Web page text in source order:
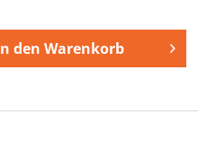
den Warenkorb